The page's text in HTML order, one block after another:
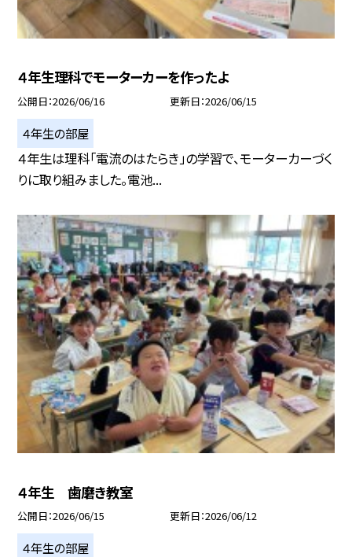
４年生理科でモーターカーを作ったよ
公開日 2026/06/16 更新日 2026/06/15
４年生の部屋
４年生は理科「電流のはたらき」の学習で、モーターカーづく
りに取り組みました。電池...
４年生 歯磨き教室
公開日 2026/06/15 更新日 2026/06/12
４年生の部屋